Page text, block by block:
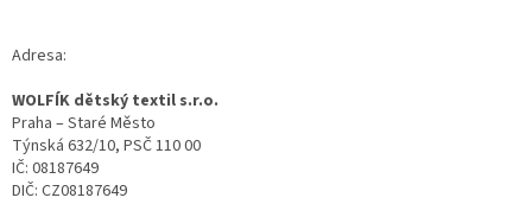
Adresa:
WOLFÍK dětský textil s.r.o.
Praha – Staré Město
Týnská 632/10, PSČ 110 00
IČ: 08187649
DIČ: CZ08187649